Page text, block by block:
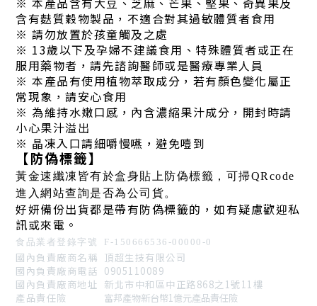
含有麩質穀物製品，不適合對其過敏體質者食用
※ 請勿放置於孩童觸及之處
※ 13歲以下及孕婦不建議食用、特殊體質者或正在
服用藥物者，請先諮詢醫師或是醫療專業人員
※ 本產品有使用植物萃取成分，若有顏色變化屬正
常現象，請安心食用
※ 為維持水嫩口感，內含濃縮果汁成分，開封時請
小心果汁溢出
※ 晶凍入口請細嚼慢嚥，避免噎到
【防偽標籤】
黃金速纖凍皆有於盒身貼上防偽標籤，可掃QRcode
進入網站查詢是否為公司貨。
好妍備份出貨都是帶有防偽標籤的，如有疑慮歡迎私
訊或來電。
食品業者登錄字號 F-150666536-00000-0
國內負責廠商名稱 頂超生技有限公司
國內負責廠商電話 0905110089
國內負責廠商地址 新北市中和區中正路868之1號11樓
產品責任險 富邦產物新台幣1億元產品責任險